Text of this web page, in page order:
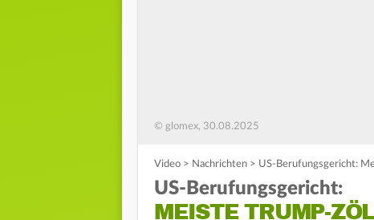
© glomex, 30.08.2025
Video > Nachrichten > US-Berufungsgericht:
US-Berufungsgericht:
MEISTE TRUMP-